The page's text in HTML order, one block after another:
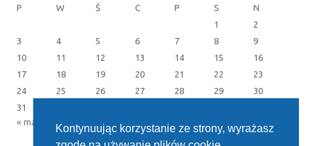
P
W Ś C P S
N
1
2
3
4 5 6 7 8
9
10
11 12 13 14 15
16
17
18 19 20 21 22
23
24
25 26 27 28 29
30
31
« maj
Kontynuując korzystanie ze strony, wyrażasz